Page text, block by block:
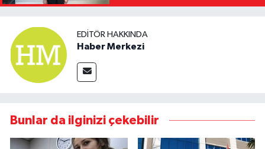
Kaldıracağız"
EDITÖR HAKKINDA
Haber Merkezi
Bunlar da ilginizi çekebilir